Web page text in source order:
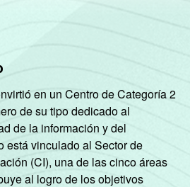
en un Centro de Categoría 2
de su tipo dedicado al
de la información y del
está vinculado al Sector de
(CI), una de las cinco áreas
al logro de los objetivos